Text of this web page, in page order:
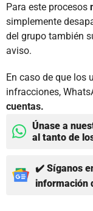
Para este procesos
simplemente
del grupo también
aviso.
En caso de que los
infracciones,
cuentas.
Únase a
al tanto de
✔️ Síganos
información